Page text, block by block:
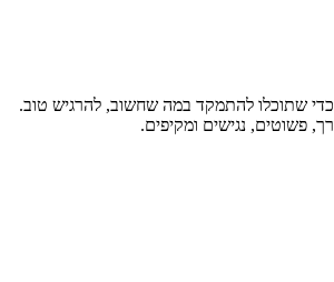
כדי שתוכלו להתמקד במה שחשוב, להרגיש טוב.
פשוטים, נגישים ומקיפים.